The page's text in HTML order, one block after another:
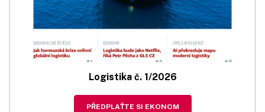
Logistika č. 1/2026
PŘEDPLAŤTE SI EKONOM